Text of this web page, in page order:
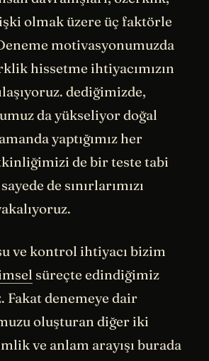
olmak üzere üç faktörle
motivasyonumuzda
hissetme ihtiyacımızın
dediğimizde,
da yükseliyor doğal
yaptığımız her
de bir teste tabi
de sınırlarımızı
ve kontrol ihtiyacı bizim
süreçte edindiğimiz
denemeye dair
oluşturan diğer iki
ve anlam arayışı burada